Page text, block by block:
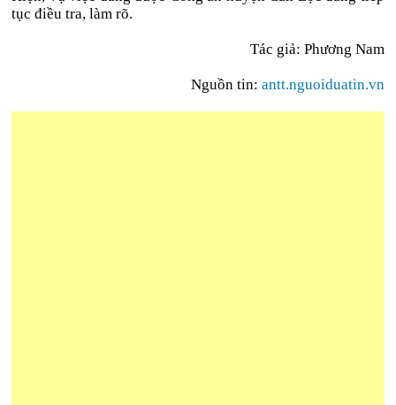
tục điều tra, làm rõ.
Tác giả: Phương Nam
Nguồn tin: antt.nguoiduatin.vn